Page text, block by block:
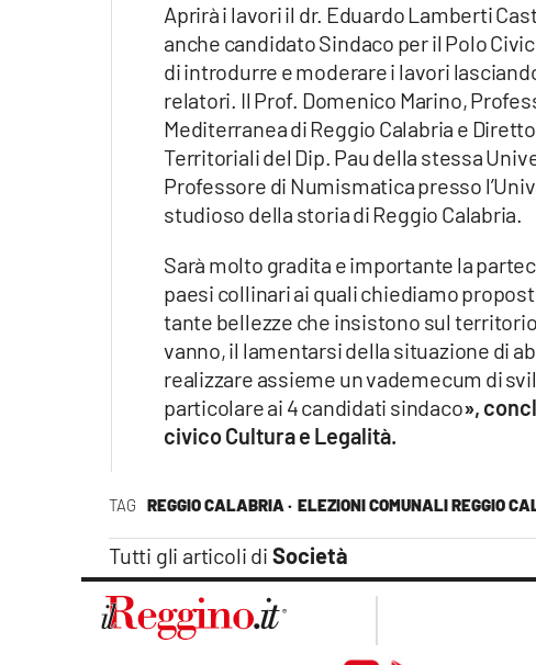
TAG REGGIO CALABRIA · ELEZIONI COMUNALI REGGIO
Tutti gli articoli di Società
Aprirà i lavori il dr. Eduardo Lamberti
anche candidato Sindaco per il Polo
di introdurre e moderare i lavori
relatori. Il Prof. Domenico Marino,
Mediterranea di Reggio Calabria e
Territoriali del Dip. Pau della stessa
Professore di Numismatica presso
studioso della storia di Reggio Calabria.
Sarà molto gradita e importante la
paesi collinari ai quali chiediamo
tante bellezze che insistono sul
vanno, il lamentarsi della situazione di
realizzare assieme un vademecum di
particolare ai 4 candidati sindaco»,
civico Cultura e Legalità.